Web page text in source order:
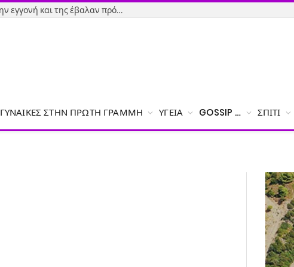
Εύβοια-Απίστευτο: Φορολόγησαν την εγγονή και της έβαλαν πρόστιμο γιατί δεν δήλωσε το χαρτζιλίκι του παππού!
ΓΥΝΑΊΚΕΣ ΣΤΗΝ ΠΡΏΤΗ ΓΡΑΜΜΉ ΥΓΕΊΑ GOSSIP … ΣΠΊΤΙ